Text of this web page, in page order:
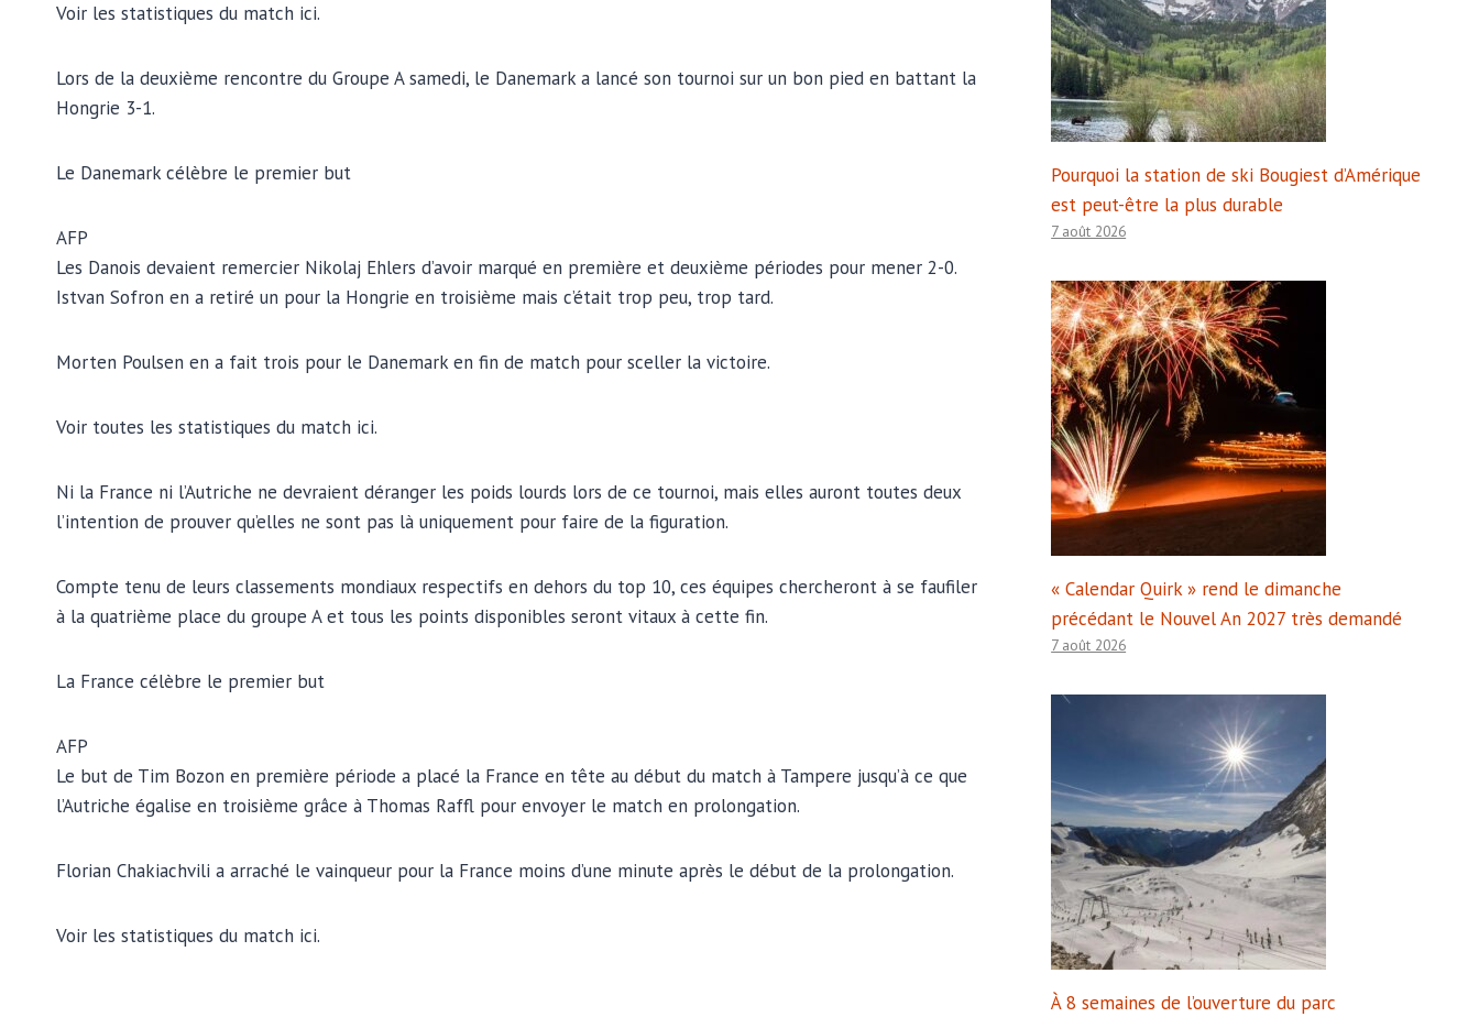
Voir les statistiques du match ici.
Lors de la deuxième rencontre du Groupe A samedi, le Danemark a lancé son tournoi sur un bon pied en battant la
Hongrie 3-1.
Le Danemark célèbre le premier but
AFP
Les Danois devaient remercier Nikolaj Ehlers d’avoir marqué en première et deuxième périodes pour mener 2-0.
Istvan Sofron en a retiré un pour la Hongrie en troisième mais c’était trop peu, trop tard.
Morten Poulsen en a fait trois pour le Danemark en fin de match pour sceller la victoire.
Voir toutes les statistiques du match ici.
Ni la France ni l’Autriche ne devraient déranger les poids lourds lors de ce tournoi, mais elles auront toutes deux
l’intention de prouver qu’elles ne sont pas là uniquement pour faire de la figuration.
Compte tenu de leurs classements mondiaux respectifs en dehors du top 10, ces équipes chercheront à se faufiler
à la quatrième place du groupe A et tous les points disponibles seront vitaux à cette fin.
La France célèbre le premier but
AFP
Le but de Tim Bozon en première période a placé la France en tête au début du match à Tampere jusqu’à ce que
l’Autriche égalise en troisième grâce à Thomas Raffl pour envoyer le match en prolongation.
Florian Chakiachvili a arraché le vainqueur pour la France moins d’une minute après le début de la prolongation.
Voir les statistiques du match ici.
Pourquoi la station de ski Bougiest d’Amérique
est peut-être la plus durable
7 août 2026
« Calendar Quirk » rend le dimanche
précédant le Nouvel An 2027 très demandé
7 août 2026
À 8 semaines de l’ouverture du parc